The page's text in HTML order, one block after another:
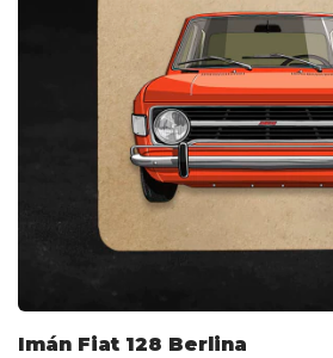
Imán Fiat 128 Berlina